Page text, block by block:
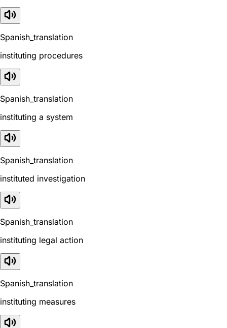
Spanish_translation
instituting procedures
Spanish_translation
instituting a system
Spanish_translation
instituted investigation
Spanish_translation
instituting legal action
Spanish_translation
instituting measures